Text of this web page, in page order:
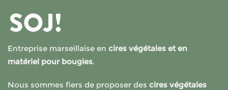
Entreprise marseillaise en cires végétales et en
matériel pour bougies.
Nous sommes fiers de proposer des cires végétales